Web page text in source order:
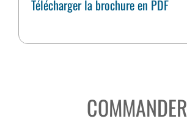
Télécharger la brochure en PDF
COMMANDER